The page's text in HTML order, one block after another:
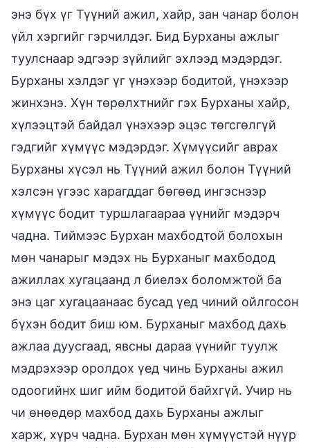
энэ бүх үг Түүний ажил, хайр, зан чанар болон
үйл хэргийг гэрчилдэг. Бид Бурханы ажлыг
туулснаар эдгээр зүйлийг эхлээд мэдэрдэг.
Бурханы хэлдэг үг үнэхээр бодитой, үнэхээр
жинхэнэ. Хүн төрөлхтнийг гэх Бурханы хайр,
хүлээцтэй байдал үнэхээр эцэс төгсгөлгүй
гэдгийг хүмүүс мэдэрдэг. Хүмүүсийг аврах
Бурханы хүсэл нь Түүний ажил болон Түүний
хэлсэн үгээс харагддаг бөгөөд ингэснээр
хүмүүс бодит туршлагаараа үүнийг мэдэрч
чадна. Тиймээс Бурхан махбодтой болохын
мөн чанарыг мэдэх нь Бурханыг махбодод
ажиллах хугацаанд л биелэх боломжтой ба
энэ цаг хугацаанаас бусад үед чиний ойлгосон
бүхэн бодит биш юм. Бурханыг махбод дахь
ажлаа дуусгаад, явсны дараа үүнийг туулж
мэдрэхээр оролдох үед чинь Бурханы ажил
одоогийнх шиг ийм бодитой байхгүй. Учир нь
чи өнөөдөр махбод дахь Бурханы ажлыг
харж, хүрч чадна. Бурхан мөн хүмүүстэй нүүр